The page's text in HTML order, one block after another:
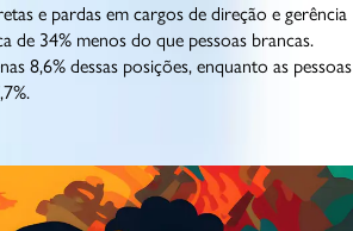
e pardas em cargos de direção e gerência
de 34% menos do que pessoas brancas.
8,6% dessas posições, enquanto as pessoas